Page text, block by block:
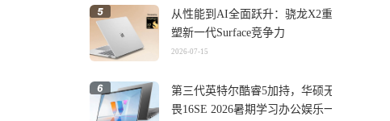
从性能到AI全面跃升：骁龙X2重
塑新一代Surface竞争力
2026-07-15
第三代英特尔酷睿5加持，华硕无
畏16SE 2026暑期学习办公娱乐一